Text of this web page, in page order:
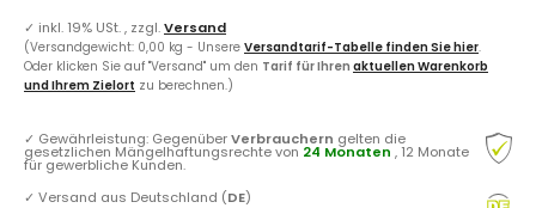
✓ inkl. 19% USt. , zzgl.Versand
(Versandgewicht: 0,00 kg - Unsere Versandtarif-Tabelle finden Sie hier.
Oder klicken Sie auf "Versand" um den Tarif für Ihren aktuellen Warenkorb
und Ihrem Zielort zu berechnen.)
✓ Gewährleistung: GegenüberVerbrauchern gelten die
gesetzlichen Mängelhaftungsrechte von 24 Monaten , 12 Monate
für gewerbliche Kunden.
✓ Versand aus Deutschland (DE)